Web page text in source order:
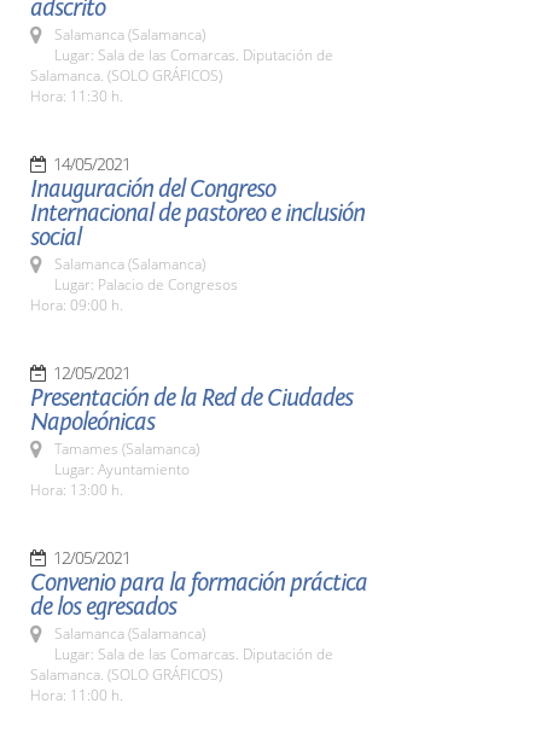
adscrito
Salamanca (Salamanca)
Lugar: Sala de las Comarcas. Diputación de
Salamanca. (SOLO GRÁFICOS)
Hora: 11:30 h.
14/05/2021
Inauguración del Congreso
Internacional de pastoreo e inclusión
social
Salamanca (Salamanca)
Lugar: Palacio de Congresos
Hora: 09:00 h.
12/05/2021
Presentación de la Red de Ciudades
Napoleónicas
Tamames (Salamanca)
Lugar: Ayuntamiento
Hora: 13:00 h.
12/05/2021
Convenio para la formación práctica
de los egresados
Salamanca (Salamanca)
Lugar: Sala de las Comarcas. Diputación de
Salamanca. (SOLO GRÁFICOS)
Hora: 11:00 h.